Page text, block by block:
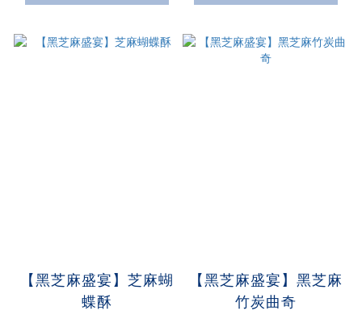
【黑芝麻盛宴】芝麻蝴
蝶酥
【黑芝麻盛宴】黑芝麻
竹炭曲奇